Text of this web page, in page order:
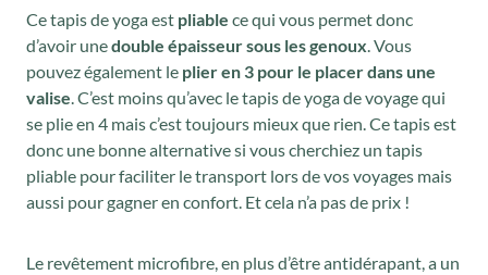
Ce tapis de yoga est pliable ce qui vous permet donc
d’avoir unedouble épaisseur sous les genoux. Vous
pouvez également le plier en 3 pour le placer dans une
valise. C’est moins qu’avec le tapis de yoga de voyage qui
se plie en 4 mais c’est toujours mieux que rien. Ce tapis est
donc une bonne alternative si vous cherchiez un tapis
pliable pour faciliter le transport lors de vos voyages mais
aussi pour gagner en confort. Et cela n’a pas de prix !
Le revêtement microfibre, en plus d’être antidérapant, a un